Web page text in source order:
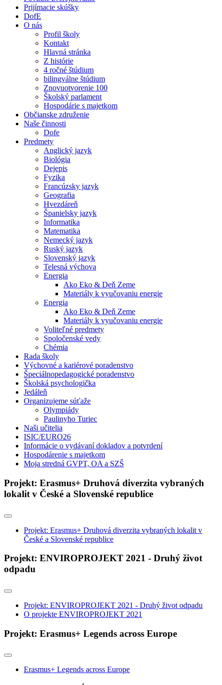
Prijímacie skúšky
DofE
O nás
Profil školy
Kontakt
Hlavná stránka
Z histórie
4 ročné štúdium
bilingválne štúdium
Znovuotvorenie 100
Školský parlament
Hospodárie s majetkom
Občianske združenie
Naše činnosti
Dofe
Predmety
Anglický jazyk
Biológia
Dejepis
Fyzika
Francúzsky jazyk
Geografia
Hvezdáreň
Španielsky jazyk
Informatika
Matematika
Nemecký jazyk
Ruský jazyk
Slovenský jazyk
Telesná výchova
Energia
Ako Eko & Deň Zeme
Materiály k vyučovaniu energie
Energia
Ako Eko & Deň Zeme
Materiály k vyučovaniu energie
Voliteľné predmety
Spoločenské vedy
Chémia
Rada školy
Výchovné a kariérové poradenstvo
Špeciálnopedagogické poradenstvo
Školská psychologička
Jedáleň
Organizujeme súťaže
Olympiády
Paulinyho Turiec
Naši učitelia
ISIC/EURO26
Informácie o vydávaní dokladov a potvrdení
Hospodárenie s majetkom
Moja stredná GVPT, OA a SZŠ
Projekt: Erasmus+ Druhová diverzita vybraných
lokalit v České a Slovenské republice
Projekt: Erasmus+ Druhová diverzita vybraných lokalit v
České a Slovenské republice
Projekt: ENVIROPROJEKT 2021 - Druhý život
odpadu
Projekt: ENVIROPROJEKT 2021 - Druhý život odpadu
O projekte ENVIROPROJEKT 2021
Projekt: Erasmus+ Legends across Europe
Erasmus+ Legends across Europe